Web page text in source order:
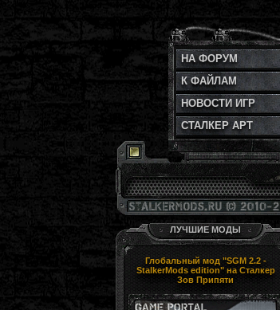
НА ФОРУМ
К ФАЙЛАМ
НОВОСТИ ИГР
СТАЛКЕР АРТ
ЛУЧШИЕ МОДЫ
Глобальный мод "SGM 2.2 -
StalkerMods edition" на Сталкер
Зов Припяти